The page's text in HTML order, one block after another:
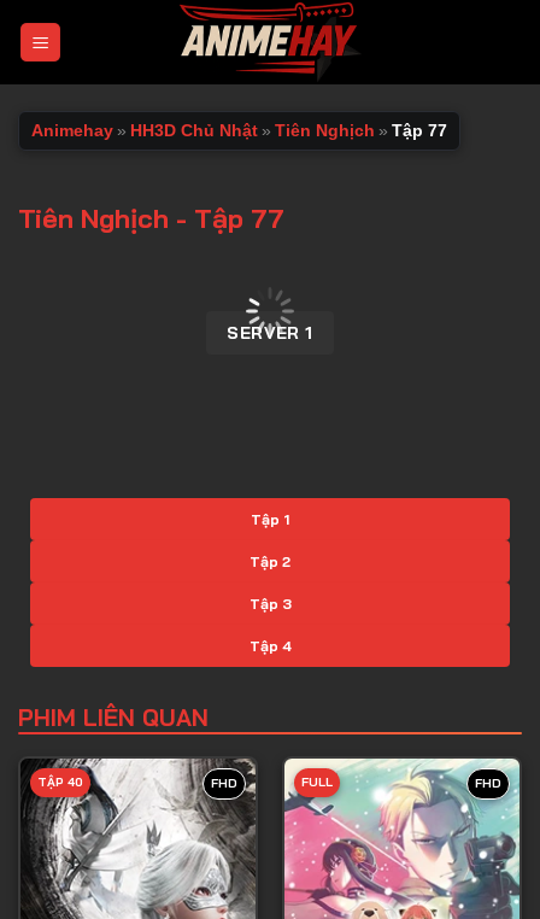
Animehay » HH3D Chủ Nhật » Tiên Nghịch » Tập 77
Tiên Nghịch - Tập 77
SERVER 1
Tập 1
Tập 2
Tập 3
Tập 4
Tập 6
Tập 7
Tập 8
Tập 9
Tập 10
PHIM LIÊN QUAN
FHD
TẬP 40 FHD
FULL